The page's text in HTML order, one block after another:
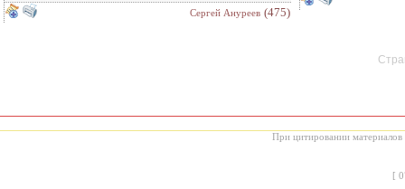
Сергей Ануреев (475)
При цитировании материалов
[